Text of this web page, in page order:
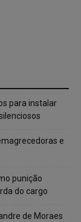
para instalar
e
punição
do cargo
de Moraes